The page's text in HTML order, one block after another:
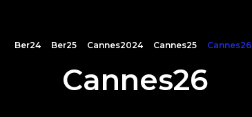
Ber24 Ber25 Cannes2024 Cannes25 Cannes26
Cannes26